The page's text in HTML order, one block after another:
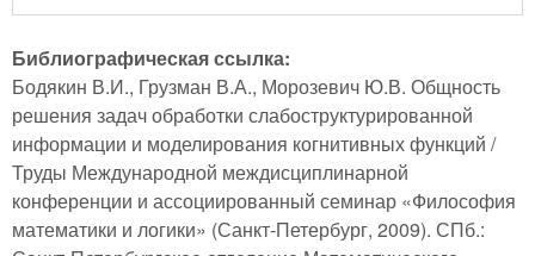
Библиографическая ссылка:
Бодякин В.И., Грузман В.А., Морозевич Ю.В. Общность
решения задач обработки слабоструктурированной
информации и моделирования когнитивных функций /
Труды Международной междисциплинарной
конференции и ассоциированный семинар «Философия
математики и логики» (Санкт-Петербург, 2009). СПб.: